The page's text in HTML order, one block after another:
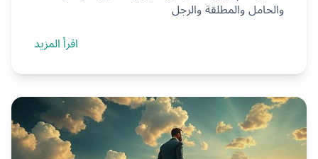
والحامل والمطلقة والرجل
اقرأ المزيد